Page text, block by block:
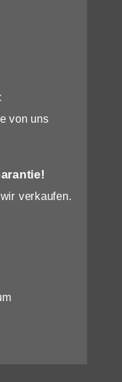
von uns
verkaufen.